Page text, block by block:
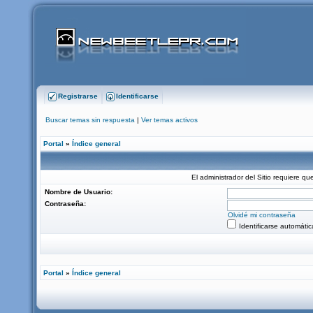
Registrarse Identificarse
Buscar temas sin respuesta | Ver temas activos
Portal » Índice general
El administrador del Sitio requiere
Nombre de Usuario:
Contraseña:
Olvidé mi contraseña
Identificarse
Portal » Índice general